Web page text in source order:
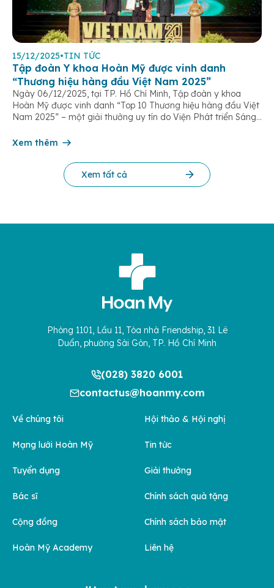
15/12/2025•TIN TỨC
Tập đoàn Y khoa Hoàn Mỹ được vinh danh
“Thương hiệu hàng đầu Việt Nam 2025”
Ngày 06/12/2025, tại TP. Hồ Chí Minh, Tập đoàn y khoa
Hoàn Mỹ được vinh danh “Top 10 Thương hiệu hàng đầu Việt
Nam 2025” – một giải thưởng uy tín do Viện Phát triển Sáng
cứu Phát triển Doanh nghiệp Châu Á […]
Xem thêm
Xem tất cả
Phòng 1101, Lầu 11, Tòa nhà Friendship, 31 Lê
Duẩn, phường Sài Gòn, TP. Hồ Chí Minh
(028) 3820 6001
contactus@hoanmy.com
Về chúng tôi
Mạng lưới Hoàn Mỹ
Tuyển dụng
Bác sĩ
Cộng đồng
Hoàn Mỹ Academy
Hội thảo & Hội nghị
Tin tức
Giải thưởng
Chính sách quà tặng
Chính sách bảo mật
Liên hệ